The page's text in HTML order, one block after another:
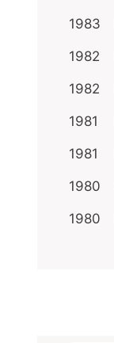
1983
1982
1982
1981
1981
1980
1980